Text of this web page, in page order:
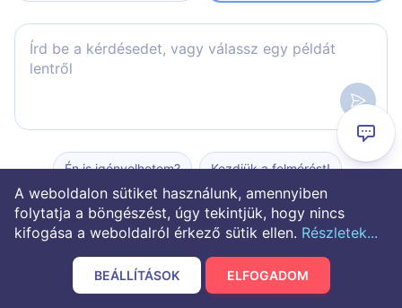
Írd be a kérdésedet, vagy válassz egy példát lentről
Én is igényelhetem? Kezdjük a felmérést!
Ki lehet adóstárs? Mi ez a program?
További példák
A weboldalon sütiket használunk, amennyiben
folytatja a böngészést, úgy tekintjük, hogy nincs
kifogása a weboldalról érkező sütik ellen. Részletek...
BEÁLLÍTÁSOK ELFOGADOM